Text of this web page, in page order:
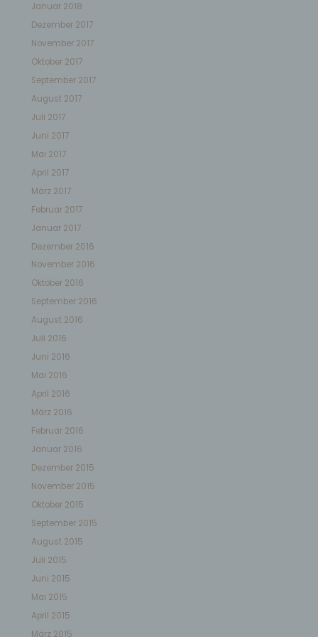
Januar 2018
Dezember 2017
November 2017
Oktober 2017
September 2017
August 2017
Juli 2017
Juni 2017
Mai 2017
April 2017
März 2017
Februar 2017
Januar 2017
Dezember 2016
November 2016
Oktober 2016
September 2016
August 2016
Juli 2016
Juni 2016
Mai 2016
April 2016
März 2016
Februar 2016
Januar 2016
Dezember 2015
November 2015
Oktober 2015
September 2015
August 2015
Juli 2015
Juni 2015
Mai 2015
April 2015
März 2015
Verantwortlicher oder für die Verarbeitung Verantwortlicher
Einrichtung oder andere Stelle, die allein oder gemeinsam
von personenbezogenen Daten entscheidet. Sind die
Zwecke und Mittel dieser Verarbeitung durch das
Unionsrecht oder das Recht der Mitgliedstaaten
vorgegeben, so kann der Verantwortliche beziehungsweise
dem Unionsrecht oder dem Recht der Mitgliedstaaten
Auftragsverarbeiter ist eine natürliche oder juristische
personenbezogene Daten im Auftrag des Verantwortlichen
Empfänger ist eine natürliche oder juristische Person,
personenbezogene Daten offengelegt werden, unabhängig
nicht. Behörden, die im Rahmen eines bestimmten
Untersuchungsauftrags nach dem Unionsrecht oder dem
Recht der Mitgliedstaaten möglicherweise
personenbezogene Daten erhalten, gelten jedoch nicht als
Empfänger.
j) Dritter
Dritter ist eine natürliche oder juristische Person, Behörde,
Einrichtung oder andere Stelle außer der betroffenen
Person, dem Verantwortlichen, dem Auftragsverarbeiter und
des Verantwortlichen oder des Auftragsverarbeiters befugt
Einwilligung ist jede von der betroffenen Person freiwillig für
unmissverständlich abgegebene Willensbekundung in
bestätigenden Handlung, mit der die betroffene Person zu
betreffenden personenbezogenen Daten einverstanden ist.